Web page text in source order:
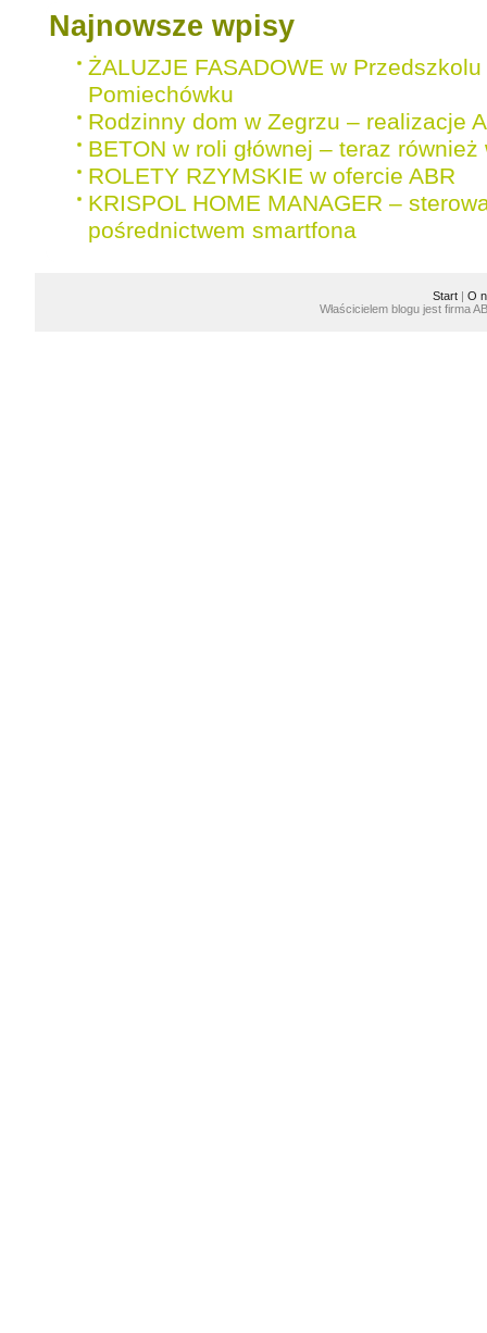
Najnowsze wpisy
ŻALUZJE FASADOWE w Przedszkolu
Pomiechówku
Rodzinny dom w Zegrzu – realizacje
BETON w roli głównej – teraz
ROLETY RZYMSKIE w ofercie ABR
KRISPOL HOME MANAGER –
pośrednictwem smartfona
Start | O
Właścicielem blogu jest firma